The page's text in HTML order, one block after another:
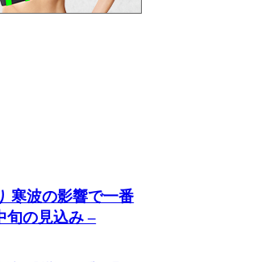
寒波の影響で一番
旬の見込み –